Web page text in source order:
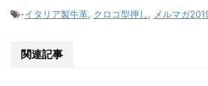
-イタリア製牛革, クロコ型押し, メルマガ
関連記事